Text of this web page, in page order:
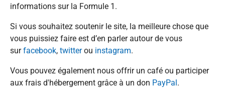
informations sur la Formule 1.
Si vous souhaitez soutenir le site, la meilleure chose que
vous puissiez faire est d’en parler autour de vous
surfacebook, twitterou instagram.
Vous pouvez également nous offrir un café ou participer
aux frais d'hébergement grâce à un don PayPal.